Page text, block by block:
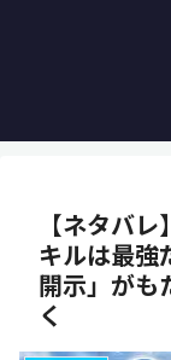
【ネタバ
キルは最強
開示」がも
く